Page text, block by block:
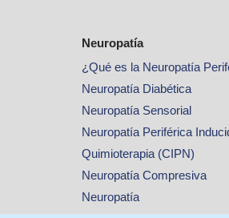
Neuropatía
¿Qué es la Neuropatía
Neuropatía Diabética
Neuropatía Sensorial
Neuropatía Periférica
Quimioterapia (CIPN)
Neuropatía Compresiva
Neuropatía